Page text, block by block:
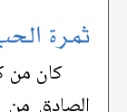
ثمرة
كان من